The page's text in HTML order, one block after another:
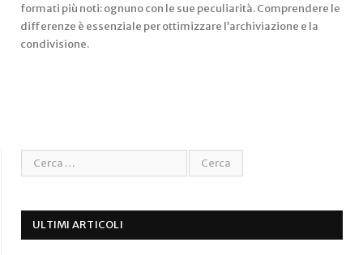
formati più noti: ognuno con le sue peculiarità. Comprendere le
differenze è essenziale per ottimizzare l’archiviazione e la
condivisione.
ULTIMI ARTICOLI